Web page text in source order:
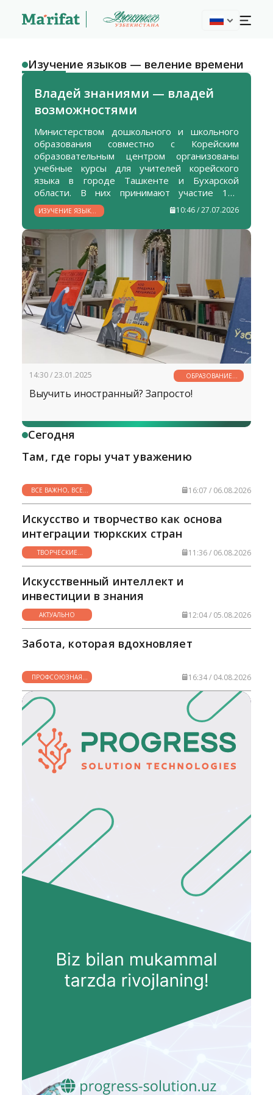
Изучение языков — веление времени
Владей знаниями — владей
возможностями
Министерством дошкольного и школьного
образования совместно с Корейским
образовательным центром организованы
учебные курсы для учителей корейского
языка в городе Ташкенте и Бухарской
области. В них принимают участие 189
педагогов, а обучение проводят
квалифицированные зарубежные
специалисты.
ИЗУЧЕНИЕ ЯЗЫКОВ
— ВЕЛЕНИЕ
ВРЕМЕНИ
10:46 / 27.07.2026
14:30 / 23.01.2025
ОБРАЗОВАНИЕ
ВСЕГДА И ВЕЗДЕ
Выучить иностранный? Запросто!
Сегодня
Там, где горы учат уважению
ВСЕ ВАЖНО, ВСЕ
НУЖНО
16:07 / 06.08.2026
Искусство и творчество как основа
интеграции тюркских стран
ТВОРЧЕСКИЕ
ГОРИЗОНТЫ
11:36 / 06.08.2026
Искусственный интеллект и
инвестиции в знания
АКТУАЛЬНО 12:04 / 05.08.2026
Забота, которая вдохновляет
ПРОФСОЮЗНАЯ
ЖИЗНЬ
16:34 / 04.08.2026